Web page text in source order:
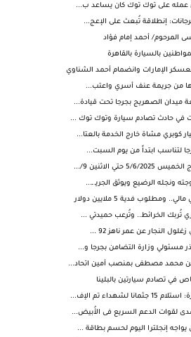
عمله على توك توك كان يساعد ب...
إنطلاقة تُبعث على الإعج...
المرحوم/ أحمد إمام فؤاد
بالسيارة بالقاهرة
الإمارات وانضمام أحمد الشناوي
من جريمة عنف أسري واعتب...
ميدان الصهريج بجرجا تحت قيادة...
كوبري مشاة خارج الخدمة بالعتا...
لتناسب ابتداً من يوم السبت...
حتي الاثنين 9/...
ونجله الرضيع ويوثق الجريـ ـ...
تُربك الخرائط.. وتُرعب حميدتي ...
النجار عن عمر ناهز 92 ...
مسئولي وزارة التضامن بجرجا و...
محمد مصطفى بمنصب أمين اتحاد...
تم الإف...
لقوات الدعم السريع فى الأُبيض...
إنجلترا اليوم لحسم بطاقة ...